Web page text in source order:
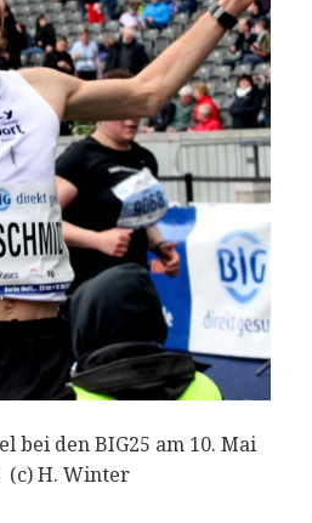
bei den BIG25 am 10. Mai
(c) H. Winter